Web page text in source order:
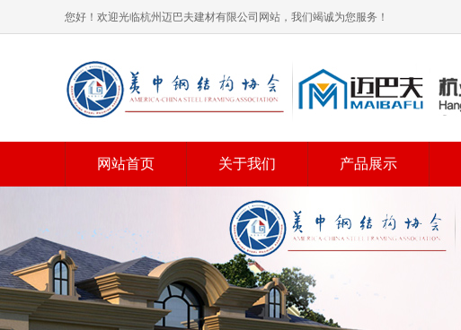
您好！欢迎光临杭州迈巴夫建材有限公司网站，我们竭诚为您服务！
网站首页 关于我们 产品展示